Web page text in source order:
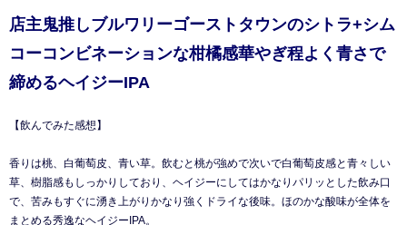
店主鬼推しブルワリーゴーストタウンのシトラ+シム
コーコンビネーションな柑橘感華やぎ程よく青さで
締めるヘイジーIPA
【飲んでみた感想】
香りは桃、白葡萄皮、青い草。飲むと桃が強めで次いで白葡萄皮感と青々しい
草、樹脂感もしっかりしており、ヘイジーにしてはかなりパリッとした飲み口
で、苦みもすぐに湧き上がりかなり強くドライな後味。ほのかな酸味が全体を
まとめる秀逸なヘイジーIPA。